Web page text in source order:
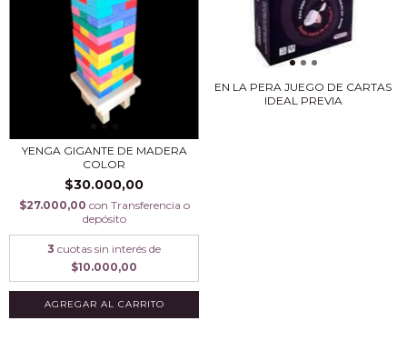
YENGA GIGANTE DE MADERA
COLOR
$30.000,00
$27.000,00 con Transferencia o
depósito
3 cuotas sin interés de
$10.000,00
EN LA PERA JUEGO DE CARTAS
IDEAL PREVIA